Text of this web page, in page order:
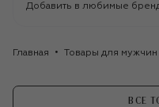
Добавить в любимые
Главная Товары для мужчин
ВСЕ